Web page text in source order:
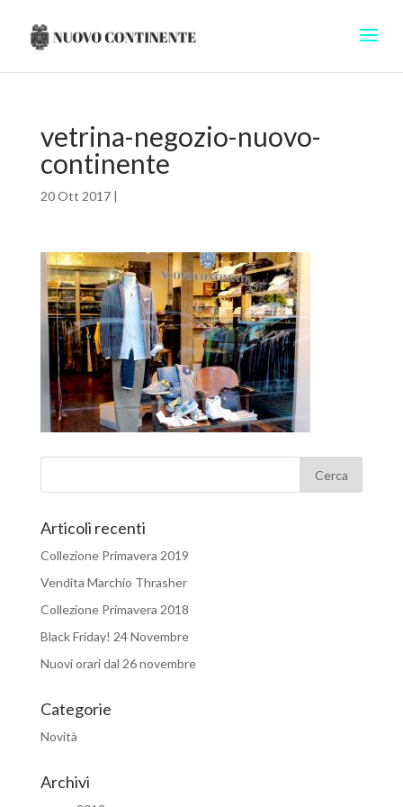
vetrina-negozio-nuovo-
continente
20 Ott 2017|
Articoli recenti
Collezione Primavera 2019
Vendita Marchio Thrasher
Collezione Primavera 2018
Black Friday! 24 Novembre
Nuovi orari dal 26 novembre
Categorie
Novità
Archivi